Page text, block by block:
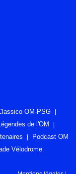
OM-PSG
de l'OM
Podcast OM
Vélodrome